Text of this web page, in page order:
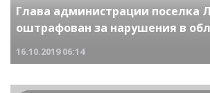
Глава администрации поселка
оштрафован за нарушения в
16.10.2019 06:14